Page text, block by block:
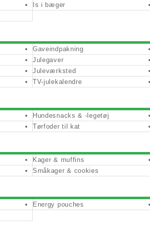
Is i bæger
Gaveindpakning
Julegaver
Juleværksted
TV-julekalendre
Hundesnacks & -legetøj
Tørfoder til kat
Kager & muffins
Småkager & cookies
Energy pouches